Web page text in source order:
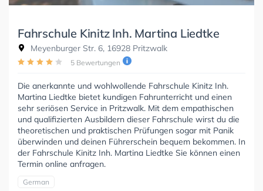
Fahrschule Kinitz Inh. Martina Liedtke
Meyenburger Str. 6, 16928 Pritzwalk
5 Bewertungen
Die anerkannte und wohlwollende Fahrschule Kinitz Inh.
Martina Liedtke bietet kundigen Fahrunterricht und einen
sehr seriösen Service in Pritzwalk. Mit dem empathischen
und qualifizierten Ausbildern dieser Fahrschule wirst du die
theoretischen und praktischen Prüfungen sogar mit Panik
überwinden und deinen Führerschein bequem bekommen. In
der Fahrschule Kinitz Inh. Martina Liedtke Sie können einen
Termin online anfragen.
German